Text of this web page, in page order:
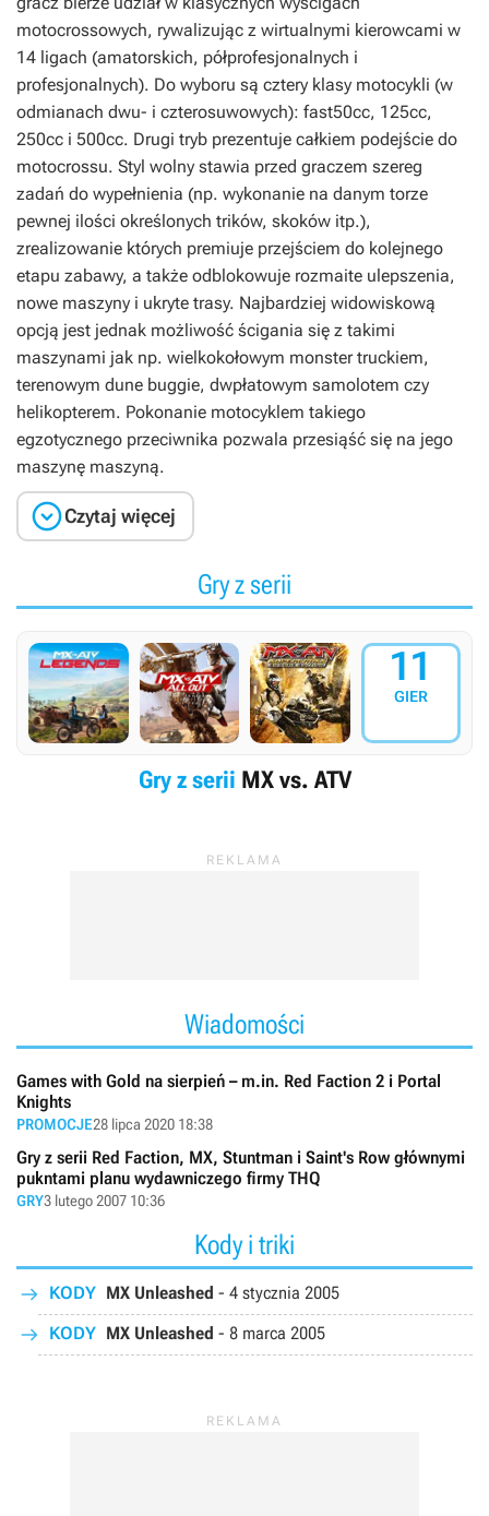
motocrossowych, rywalizując z wirtualnymi kierowcami w
14 ligach (amatorskich, półprofesjonalnych i
profesjonalnych). Do wyboru są cztery klasy motocykli (w
odmianach dwu- i czterosuwowych): fast50cc, 125cc,
250cc i 500cc. Drugi tryb prezentuje całkiem podejście do
motocrossu. Styl wolny stawia przed graczem szereg
zadań do wypełnienia (np. wykonanie na danym torze
pewnej ilości określonych trików, skoków itp.),
zrealizowanie których premiuje przejściem do kolejnego
etapu zabawy, a także odblokowuje rozmaite ulepszenia,
nowe maszyny i ukryte trasy. Najbardziej widowiskową
opcją jest jednak możliwość ścigania się z takimi
maszynami jak np. wielkokołowym monster truckiem,
terenowym dune buggie, dwpłatowym samolotem czy
helikopterem. Pokonanie motocyklem takiego
egzotycznego przeciwnika pozwala przesiąść się na jego
maszynę maszyną.
Czytaj więcej
Gry z serii
11
GIER
Gry z serii MX vs. ATV
Wiadomości
Games with Gold na sierpień – m.in. Red Faction 2 i Portal
Knights
PROMOCJE28 lipca 2020 18:38
Gry z serii Red Faction, MX, Stuntman i Saint's Row głównymi
pukntami planu wydawniczego firmy THQ
GRY3 lutego 2007 10:36
Kody i triki
KODY MX Unleashed - 4 stycznia 2005
KODY MX Unleashed - 8 marca 2005